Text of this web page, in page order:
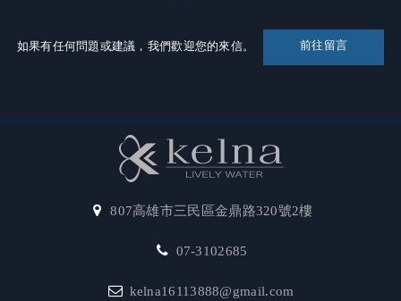
如果有任何問題或建議，我們歡迎您的來信。 前往留言
807高雄市三民區金鼎路320號2樓
07-3102685
kelna16113888@gmail.com